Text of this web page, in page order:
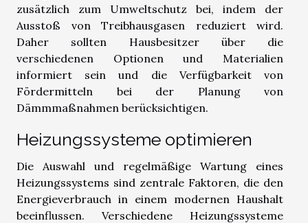
zusätzlich zum Umweltschutz bei, indem der
Ausstoß von Treibhausgasen reduziert wird.
Daher sollten Hausbesitzer über die
verschiedenen Optionen und Materialien
informiert sein und die Verfügbarkeit von
Fördermitteln bei der Planung von
Dämmmaßnahmen berücksichtigen.
Heizungssysteme optimieren
Die Auswahl und regelmäßige Wartung eines
Heizungssystems sind zentrale Faktoren, die den
Energieverbrauch in einem modernen Haushalt
beeinflussen. Verschiedene Heizungssysteme